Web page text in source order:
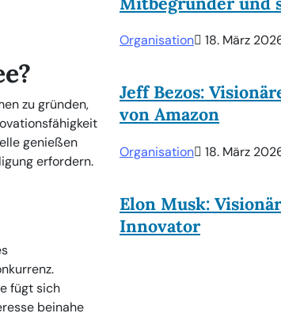
zu gründen,
genießen
erfordern.
fügt sich
beinahe
Organisation 18. März
Jeff Bezos:
von Amazon
Organisation 18. März
Elon Musk:
Innovator